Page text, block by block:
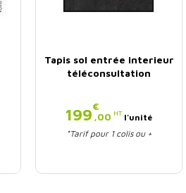
Tapis sol entrée interieur
téléconsultation
Prix
199€
,00 HT l'unité
*Tarif pour 1 colis ou +